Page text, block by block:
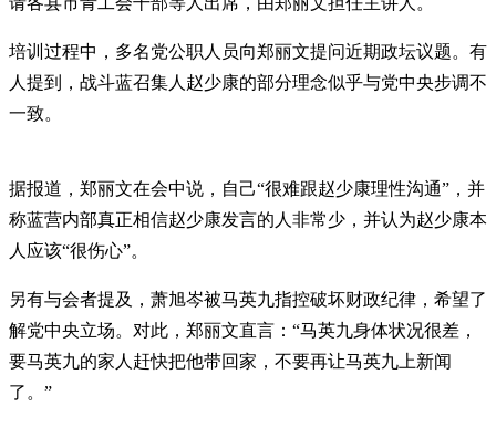
培训过程中，多名党公职人员向郑丽文提问近期政坛议题。有
人提到，战斗蓝召集人赵少康的部分理念似乎与党中央步调不
一致。
据报道，郑丽文在会中说，自己“很难跟赵少康理性沟通”，并
称蓝营内部真正相信赵少康发言的人非常少，并认为赵少康本
人应该“很伤心”。
另有与会者提及，萧旭岑被马英九指控破坏财政纪律，希望了
解党中央立场。对此，郑丽文直言：“马英九身体状况很差，
要马英九的家人赶快把他带回家，不要再让马英九上新闻
了。”